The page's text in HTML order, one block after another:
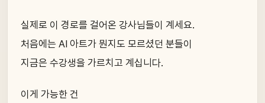
실제로 이 경로를 걸어온 강사님들이 계세요.
처음에는 AI 아트가 뭔지도 모르셨던 분들이
지금은 수강생을 가르치고 계십니다.
이게 가능한 건